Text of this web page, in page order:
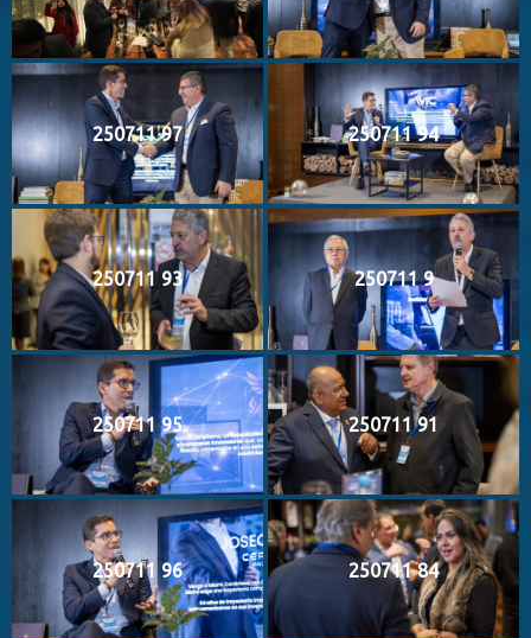
250711 97 250711 94
250711 93 250711 9
250711 95 250711 91
250711 96 250711 84